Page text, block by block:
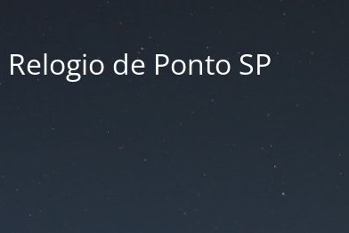
Relogio de Ponto SP